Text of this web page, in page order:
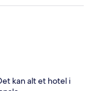
kan alt et hotel i